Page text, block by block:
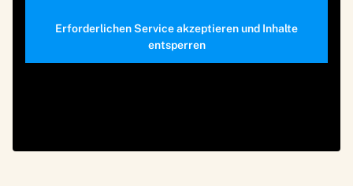
Erforderlichen Service akzeptieren und Inhalte
entsperren